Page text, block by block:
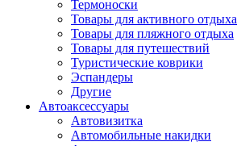
Термоноски
Товары для активного отдыха
Товары для пляжного отдыха
Товары для путешествий
Туристические коврики
Эспандеры
Другие
Автоаксессуары
Автовизитка
Автомобильные накидки